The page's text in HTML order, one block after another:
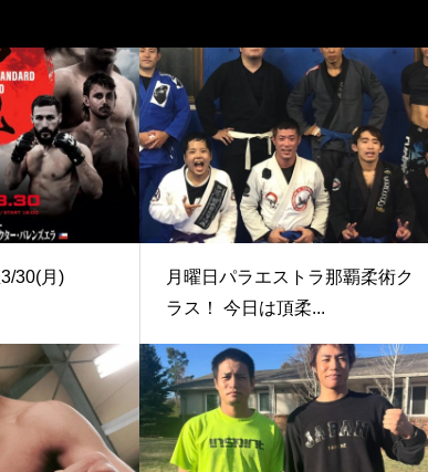
30(月)
月曜日パラエストラ那覇柔術ク
ラス！ 今日は頂柔...